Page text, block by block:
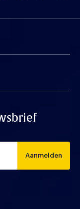
Aanmelden